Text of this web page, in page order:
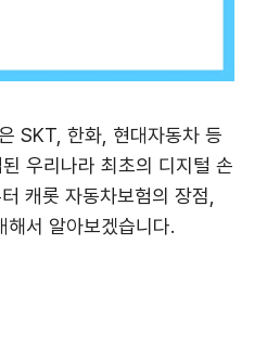
SKT, 한화, 현대자동차 등
우리나라 최초의 디지털 손
캐롯 자동차보험의 장점,
서 알아보겠습니다.